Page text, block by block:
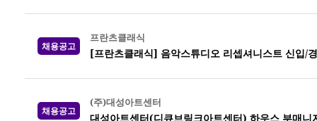
채용공고
프란츠클래식
[프란츠클래식] 음악스튜디오 리셉셔니스트 신입/
채용공고
(주)대성아트센터
대성아트센터(디큐브링크아트센터) 하우스 부매니